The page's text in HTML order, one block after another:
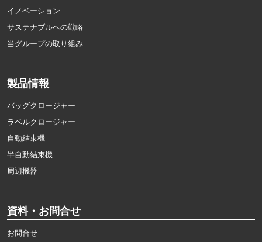
イノベーション
サステナブルへの戦略
当グループの取り組み
製品情報
バッグクロージャー
ラベルクロージャー
自動結束機
半自動結束機
周辺機器
資料・お問合せ
お問合せ